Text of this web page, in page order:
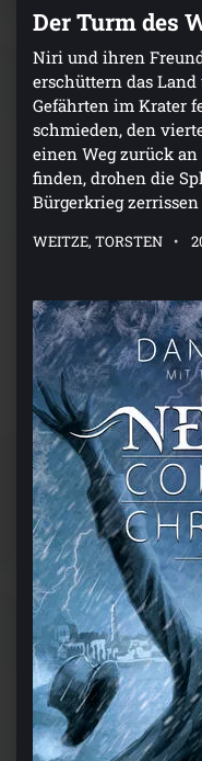
Der Turm des
Niri und ihren
erschüttern das
Gefährten im Krater
schmieden, den
einen Weg zurück
finden, drohen die
Bürgerkrieg
WEITZE, TORSTEN